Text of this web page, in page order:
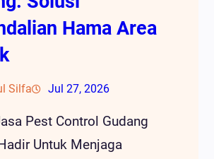
Hama Area
Silfa Jul 27, 2026
Pest Control Gudang
Untuk Menjaga